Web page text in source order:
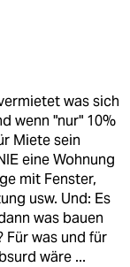
was sich
wenn "nur" 10%
Miete sein
eine Wohnung
mit Fenster,
usw. Und: Es
was bauen
Für was und für
wäre ...